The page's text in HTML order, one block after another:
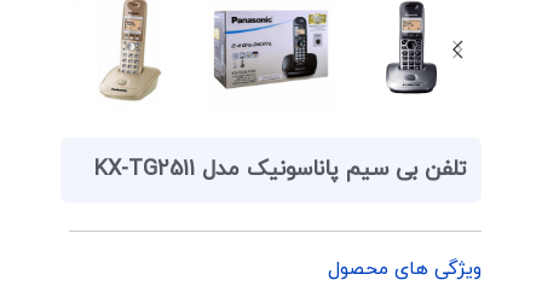
تلفن بی سیم پاناسونیک مدل KX-TG2511
ویژگی های محصول